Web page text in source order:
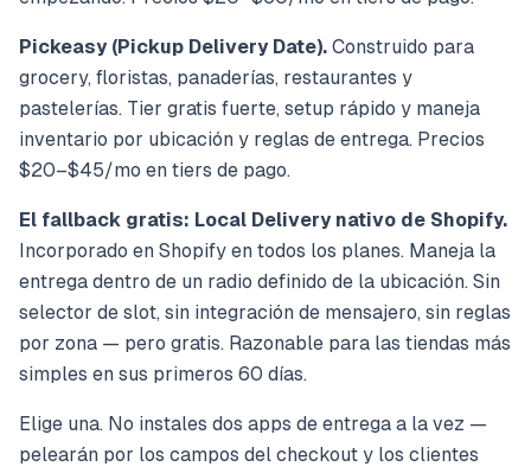
Pickeasy (Pickup Delivery Date). Construido para
grocery, floristas, panaderías, restaurantes y
pastelerías. Tier gratis fuerte, setup rápido y maneja
inventario por ubicación y reglas de entrega. Precios
$20–$45/mo en tiers de pago.
El fallback gratis: Local Delivery nativo de Shopify.
Incorporado en Shopify en todos los planes. Maneja la
entrega dentro de un radio definido de la ubicación. Sin
selector de slot, sin integración de mensajero, sin reglas
por zona — pero gratis. Razonable para las tiendas más
simples en sus primeros 60 días.
Elige una. No instales dos apps de entrega a la vez —
pelearán por los campos del checkout y los clientes